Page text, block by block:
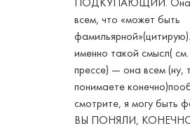
всем, что «может быть
именно такой смысл(
прессе) — она всем
понимаете
смотрите, я могу быть
ВЫ ПОНЯЛИ,